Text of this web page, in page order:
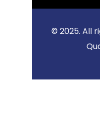
© 2025. All